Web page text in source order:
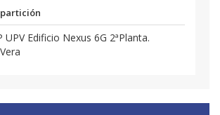
UPV Edificio Nexus 6G 2ªPlanta.